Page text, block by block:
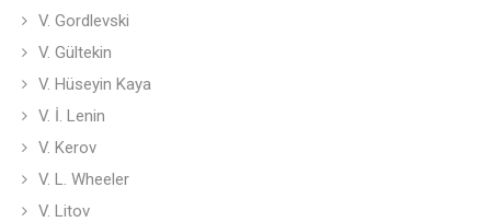
V. Gordlevski
V. Gültekin
V. Hüseyin Kaya
V. İ. Lenin
V. Kerov
V. L. Wheeler
V. Litov